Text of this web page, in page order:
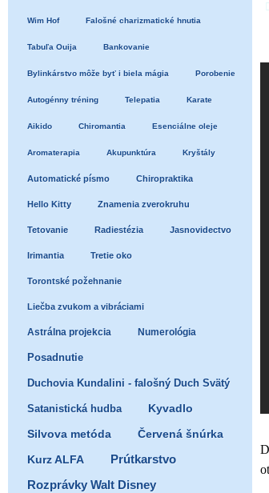
Wim Hof Falošné charizmatické hnutia
Tabuľa Ouija Bankovanie
Bylinkárstvo môže byť i biela mágia Porobenie
Autogénny tréning Telepatia Karate
Aikido Chiromantia Esenciálne oleje
Aromaterapia Akupunktúra Kryštály
Automatické písmo Chiropraktika
Hello Kitty Znamenia zverokruhu
Tetovanie Radiestézia Jasnovidectvo
Irimantia Tretie oko
Torontské požehnanie
Liečba zvukom a vibráciami
Astrálna projekcia Numerológia
Posadnutie
Duchovia Kundalini - falošný Duch Svätý
Satanistická hudba Kyvadlo
Silvova metóda Červená šnúrka
Kurz ALFA
Prútkarstvo
Rozprávky Walt Disney